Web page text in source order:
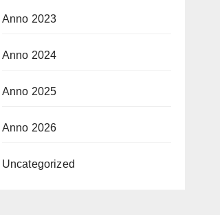
Anno 2023
Anno 2024
Anno 2025
Anno 2026
Uncategorized